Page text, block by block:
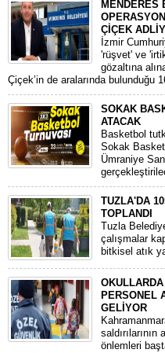
MENDERES
ÇİÇEK
​İzmir
'rüşvet' ve
gözaltına
Çiçek’in de aralarında bulunduğu
SOKAK
ATACAK
Basketbol
Sokak
Ümraniye
TUZLA'DA
TOPLANDI
Tuzla
çalışmalar
bitkisel atık
PERSONEL
GELİYOR
önlemleri